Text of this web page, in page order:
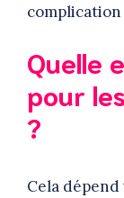
Quelle
pour
?
Cela